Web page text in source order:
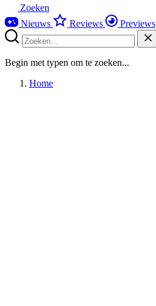
Zoeken
Nieuws
Reviews Previews
Begin met typen om te zoeken...
Home